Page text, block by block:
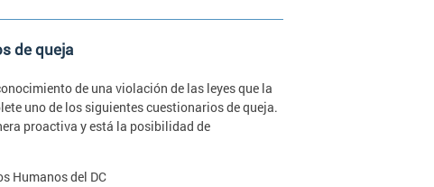
de queja
de una violación de las leyes que la
uno de los siguientes cuestionarios de queja.
proactiva y está la posibilidad de
Humanos del DC